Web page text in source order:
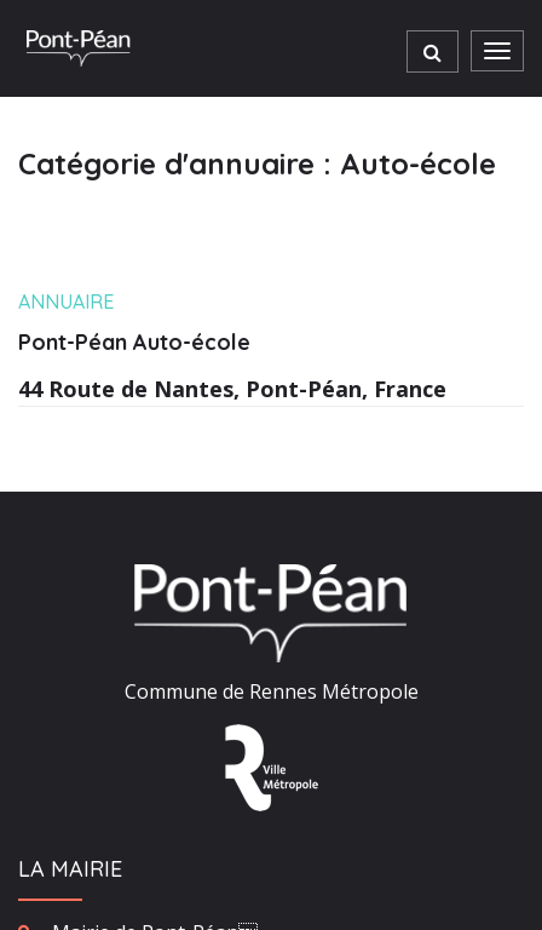
Catégorie d'annuaire : Auto-école
ANNUAIRE
Pont-Péan Auto-école
44 Route de Nantes, Pont-Péan, France
Commune de Rennes Métropole
LA MAIRIE